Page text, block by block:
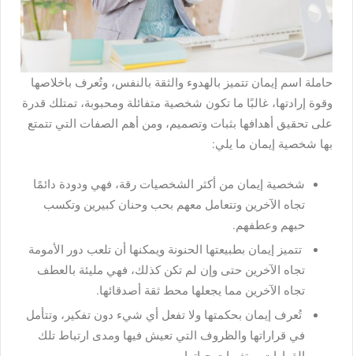
حاملة اسم إيمان تتميز بالهدوء والثقة بالنفس، وتُعرف باخلاصها
وقوة إرادتها، غالبًا ما تكون شخصية متفائلة ومحبوبة، تمتلك قدرة
على تحقيق أهدافها بثبات وتصميم، ومن أهم الصفات التي تتمتع
بها شخصية إيمان ما يلي:
شخصية إيمان من أكثر الشخصيات رقة، فهي ودودة دائمًا
تجاه الآخرين وتتعامل معهم بحب وحنان كبيرين وتكسب
حبهم وعطفهم.
تتميز إيمان بطبيعتها الحنونة ويمكنها أن تلعب دور الأمومة
تجاه الآخرين حتى وإن لم تكن كذلك، فهي مليئة بالعطف
تجاه الآخرين مما يجعلها محط ثقة أصدقائها.
تُعرف إيمان بحكمتها ولا تفعل أي شيء دون تفكير، وتتأمل
في قراراتها والظروف التي تعيش فيها ومدى ارتباط تلك